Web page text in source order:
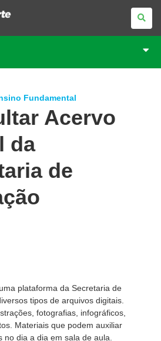
Fundamental
Acervo
da
de
plataforma da Secretaria de
tipos de arquivos digitais.
fotografias, infográficos,
Materiais que podem auxiliar
no dia a dia em sala de aula.